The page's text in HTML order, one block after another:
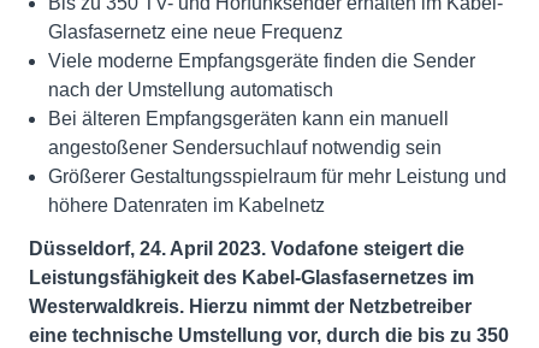
Glasfasernetz eine neue Frequenz
Viele moderne Empfangsgeräte finden die Sender
nach der Umstellung automatisch
Bei älteren Empfangsgeräten kann ein manuell
angestoßener Sendersuchlauf notwendig sein
Größerer Gestaltungsspielraum für mehr Leistung und
höhere Datenraten im Kabelnetz
Düsseldorf, 24. April 2023. Vodafone steigert die
Leistungsfähigkeit des Kabel-Glasfasernetzes im
Westerwaldkreis. Hierzu nimmt der Netzbetreiber
eine technische Umstellung vor, durch die bis zu 350